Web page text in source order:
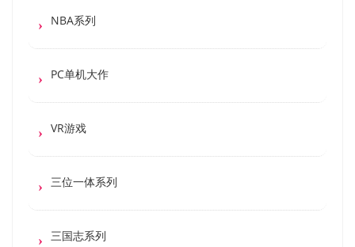
NBA系列
PC单机大作
VR游戏
三位一体系列
三国志系列